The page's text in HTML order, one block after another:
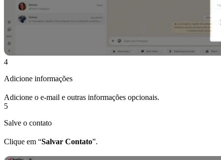
4
Adicione informações
Adicione o e-mail e outras informações opcionais.
5
Salve o contato
Clique em “Salvar Contato”.